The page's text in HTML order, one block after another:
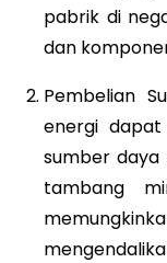
pabrik di
dan
Pembelian
energi dapat
sumber
tambang